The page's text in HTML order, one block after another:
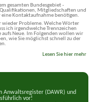
gesamten Bundesgebiet -
Mitgliedschaften und
Kontaktaufnahme benötigen.
wieder Probleme. Welche Wörter
ich irgendwelche Trennzeichen
aufs Neue. Im Folgenden wollen wir
wie Sie möglichst schnell zu der
Lesen Sie hier mehr
Anwaltsregister (DAWR) und
vor!